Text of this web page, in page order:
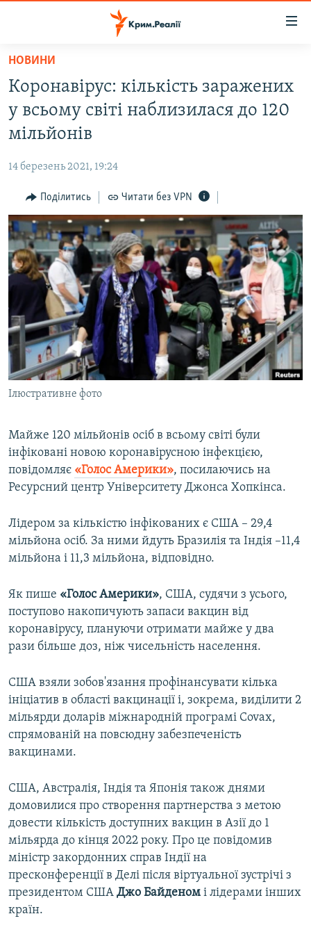
Перейти
основного
матеріалу
Перейти
до
основної
навігації
Перейти
до
пошуку
ВОДА.КРИМ
ВІДЕО ТА ФОТО
БЛОГИ
ПОГЛЯД
ІНТЕРВ'Ю
ВСЕ ЗА ДЕНЬ
СПЕЦПРОЕКТИ
ДЕПОРТАЦІЯ
ВІДЕОУРОКИ «ELIFBE»
СВІДЧЕННЯ ОКУПАЦІЇ
УКРАЇНСЬКА ПРОБЛЕМА КРИМУ
ІНФОГРАФІКА
ЯК ОБІЙТИ БЛОКУВАННЯ
Русский
Qırımtatar
ДОЛУЧАЙСЯ!
Усі сайти RFE/RL
НОВИНИ
Коронавірус: кількість заражених
у всьому світі наблизилася до 120
мільйонів
14 березень 2021, 19:24
Поділитись Читати без VPN
Ілюстративне фото
Майже 120 мільйонів осіб в всьому світі були
інфіковані новою коронавірусною інфекцією,
повідомляє «Голос Америки», посилаючись на
Ресурсний центр Університету Джонса Хопкінса.
Лідером за кількістю інфікованих є США – 29,4
мільйона осіб. За ними йдуть Бразилія та Індія –11,4
мільйона і 11,3 мільйона, відповідно.
Як пише «Голос Америки», США, судячи з усього,
поступово накопичують запаси вакцин від
коронавірусу, плануючи отримати майже у два
рази більше доз, ніж чисельність населення.
США взяли зобов'язання профінансувати кілька
ініціатив в області вакцинації і, зокрема, виділити 2
мільярди доларів міжнародній програмі Covax,
спрямованій на повсюдну забезпеченість
вакцинами.
США, Австралія, Індія та Японія також днями
домовилися про створення партнерства з метою
довести кількість доступних вакцин в Азії до 1
мільярда до кінця 2022 року. Про це повідомив
міністр закордонних справ Індії на
пресконференції в Делі після віртуальної зустрічі з
президентом США Джо Байденом і лідерами інших
країн.